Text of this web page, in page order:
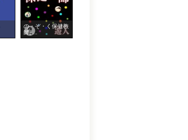
の・ぞ・く保健教
師( ...